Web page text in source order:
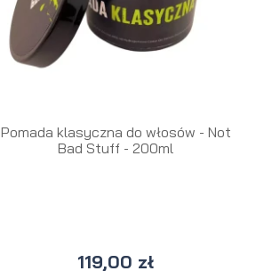
Pomada klasyczna do włosów - Not
Bad Stuff - 200ml
119,00 zł